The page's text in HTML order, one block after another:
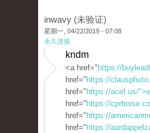
inwavy (未验证)
星期一, 04/22/2019 - 07:08
永久连接
kndm
<a href=" https://
href=" https://
href=" https://acef.us/
href=" https://
href=" https://
href=" https://